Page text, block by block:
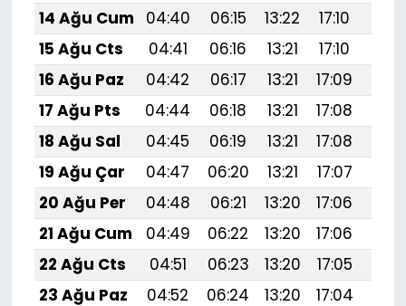
14 Ağu Cum
04:40 06:15 13:22 17:10
15 Ağu Cts
04:41 06:16 13:21 17:10
16 Ağu Paz
04:42 06:17 13:21 17:09
17 Ağu Pts
04:44 06:18 13:21 17:08
18 Ağu Sal
04:45 06:19 13:21 17:08
19 Ağu Çar
04:47 06:20 13:21 17:07
20 Ağu Per
04:48 06:21 13:20 17:06
21 Ağu Cum
04:49 06:22 13:20 17:06
22 Ağu Cts
04:51 06:23 13:20 17:05
23 Ağu Paz
04:52 06:24 13:20 17:04